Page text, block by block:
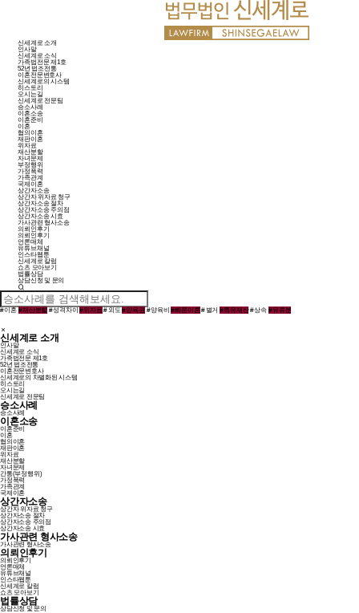
신세계로 소개
인사말
신세계로 소식
가족법전문 제1호
52년 법조전통
이혼전문변호사
신세계로의 시스템
히스토리
오시는길
신세계로 전문팀
승소사례
이혼소송
이혼준비
이혼
협의이혼
재판이혼
위자료
재산분할
자녀문제
부정행위
가정폭력
가족관계
국제이혼
상간자소송
상간자 위자료 청구
상간자소송 절차
상간자소송 주의점
상간자소송 시효
가사관련 형사소송
의뢰인후기
의뢰인후기
언론매체
유튜브채널
인스타웹툰
신세계로 칼럼
쇼츠 모아보기
법률상담
상담신청 및 문의
# 이혼 # 재산분할 # 성격차이 # 위자료 # 외도# 양육권 # 양육비 # 빠른이혼# 별거 # 특유재산# 상속 # 유류분
신세계로 소개
인사말
신세계로 소식
가족법전문 제1호
52년 법조전통
이혼전문변호사
신세계로의 차별화된 시스템
히스토리
오시는길
신세계로 전문팀
승소사례
승소사례
이혼소송
이혼준비
이혼
협의이혼
재판이혼
위자료
재산분할
자녀문제
간통(부정행위)
가정폭력
가족관계
국제이혼
상간자소송
상간자 위자료 청구
상간자소송 절차
상간자소송 주의점
상간자소송 시효
가사관련 형사소송
가사관련 형사소송
의뢰인후기
의뢰인후기
언론매체
유튜브채널
인스타웹툰
신세계로 칼럼
쇼츠 모아보기
법률상담
상담신청 및 문의